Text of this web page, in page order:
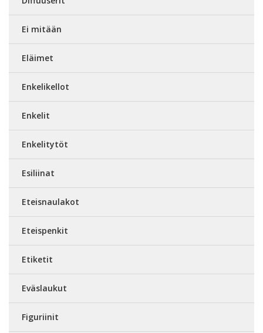
Ei mitään
Eläimet
Enkelikellot
Enkelit
Enkelitytöt
Esiliinat
Eteisnaulakot
Eteispenkit
Etiketit
Eväslaukut
Figuriinit